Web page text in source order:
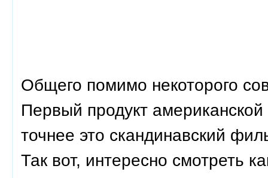
Общего помимо некоторого
Первый продукт
точнее это скандинавский
Так вот, интересно смотреть